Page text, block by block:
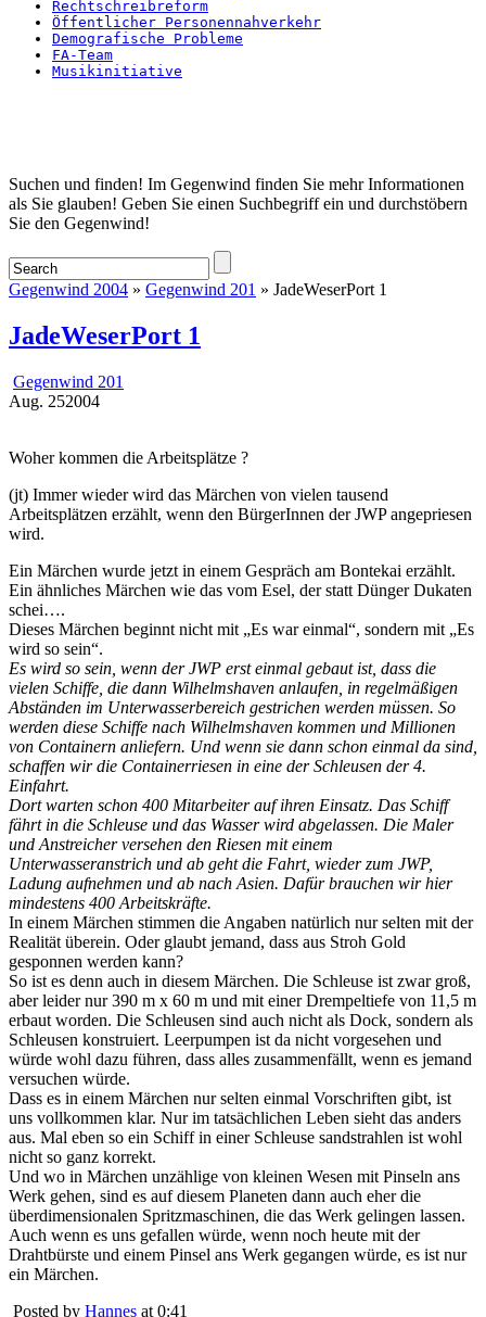
Rechtschreibreform
Öffentlicher Personennahverkehr
Demografische Probleme
FA-Team
Musikinitiative
Startseite
Suchen und finden! Im Gegenwind finden Sie mehr Informationen
als Sie glauben! Geben Sie einen Suchbegriff ein und durchstöbern
Sie den Gegenwind!
Gegenwind 2004 » Gegenwind 201 » JadeWeserPort 1
JadeWeserPort 1
Gegenwind 201
Aug. 252004
Woher kommen die Arbeitsplätze ?
(jt) Immer wieder wird das Märchen von vielen tausend
Arbeitsplätzen erzählt, wenn den BürgerInnen der JWP angepriesen
wird.
Ein Märchen wurde jetzt in einem Gespräch am Bontekai erzählt.
Ein ähnliches Märchen wie das vom Esel, der statt Dünger Dukaten
schei….
Dieses Märchen beginnt nicht mit „Es war einmal“, sondern mit „Es
wird so sein“.
Es wird so sein, wenn der JWP erst einmal gebaut ist, dass die
vielen Schiffe, die dann Wilhelmshaven anlaufen, in regelmäßigen
Abständen im Unterwasserbereich gestrichen werden müssen. So
werden diese Schiffe nach Wilhelmshaven kommen und Millionen
von Containern anliefern. Und wenn sie dann schon einmal da sind,
schaffen wir die Containerriesen in eine der Schleusen der 4.
Einfahrt.
Dort warten schon 400 Mitarbeiter auf ihren Einsatz. Das Schiff
fährt in die Schleuse und das Wasser wird abgelassen. Die Maler
und Anstreicher versehen den Riesen mit einem
Unterwasseranstrich und ab geht die Fahrt, wieder zum JWP,
Ladung aufnehmen und ab nach Asien. Dafür brauchen wir hier
mindestens 400 Arbeitskräfte.
In einem Märchen stimmen die Angaben natürlich nur selten mit der
Realität überein. Oder glaubt jemand, dass aus Stroh Gold
gesponnen werden kann?
So ist es denn auch in diesem Märchen. Die Schleuse ist zwar groß,
aber leider nur 390 m x 60 m und mit einer Drempeltiefe von 11,5 m
erbaut worden. Die Schleusen sind auch nicht als Dock, sondern als
Schleusen konstruiert. Leerpumpen ist da nicht vorgesehen und
würde wohl dazu führen, dass alles zusammenfällt, wenn es jemand
versuchen würde.
Dass es in einem Märchen nur selten einmal Vorschriften gibt, ist
uns vollkommen klar. Nur im tatsächlichen Leben sieht das anders
aus. Mal eben so ein Schiff in einer Schleuse sandstrahlen ist wohl
nicht so ganz korrekt.
Und wo in Märchen unzählige von kleinen Wesen mit Pinseln ans
Werk gehen, sind es auf diesem Planeten dann auch eher die
überdimensionalen Spritzmaschinen, die das Werk gelingen lassen.
Auch wenn es uns gefallen würde, wenn noch heute mit der
Drahtbürste und einem Pinsel ans Werk gegangen würde, es ist nur
ein Märchen.
Posted by Hannes at 0:41